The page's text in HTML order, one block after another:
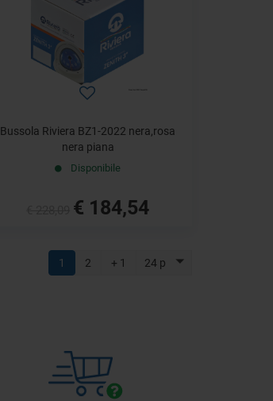
Bussola Riviera BZ1-2022 nera,rosa
nera piana
Disponibile
€ 184,54
24 p
1 2 + 1